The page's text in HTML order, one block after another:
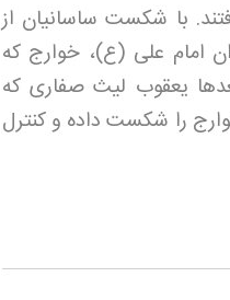
با شکست ساسانیان از
امام علی (ع)، خوارج که
یعقوب لیث صفاری که
را شکست داده و کنترل